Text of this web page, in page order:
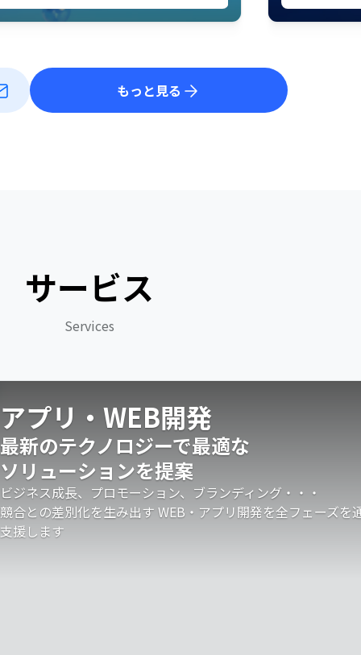
もっと見る
サービス
Services
アプリ・WEB開発
最新のテクノロジーで最適な
ソリューションを提案
ビジネス成長、プロモーション、ブランディング・・・
競合との差別化を生み出す WEB・アプリ開発を全フェーズを
支援します